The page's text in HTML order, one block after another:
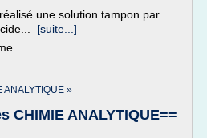
une solution tampon par
[suite...]
ANALYTIQUE »
CHIMIE ANALYTIQUE==